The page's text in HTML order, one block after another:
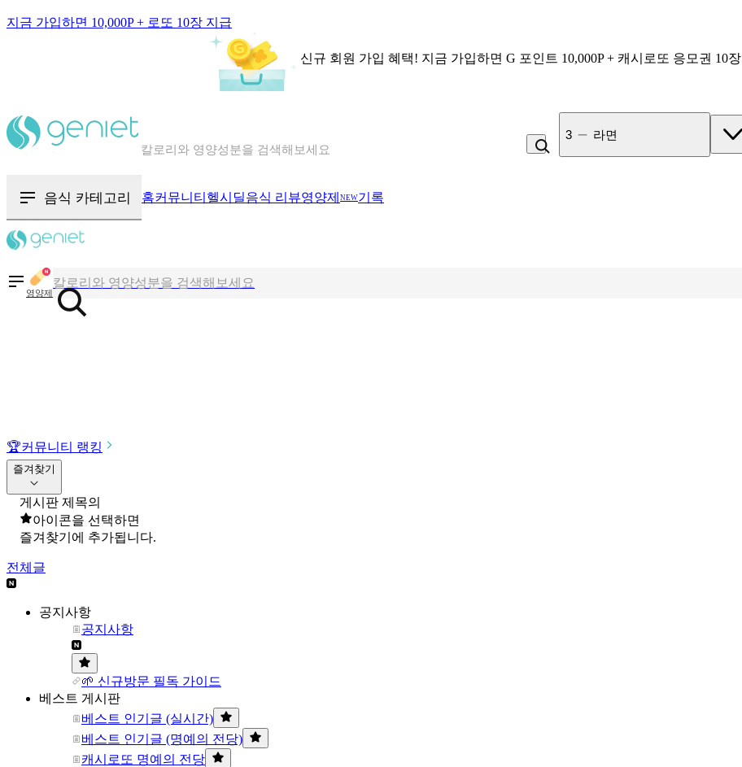
지금 가입하면 10,000P + 로또 10장 지급
신규 회원 가입 혜택! 지금 가입하면 G 포인트 10,000P + 캐시로또 응모권 10장
음식 · 영양제 리뷰를 찾아보세요
4 백반
음식 카테고리 홈커뮤니티 헬시딜음식 리뷰영양제 NEW기록
영양제
혈당 · 다이어트 음식 검색해보세요
🏆커뮤니티 랭킹
즐겨찾기
게시판 제목의
아이콘을 선택하면
즐겨찾기에 추가됩니다.
전체글
공지사항
공지사항
🌱 신규방문 필독 가이드
베스트 게시판
베스트 인기글 (실시간)
베스트 인기글 (명예의 전당)
캐시로또 명예의 전당